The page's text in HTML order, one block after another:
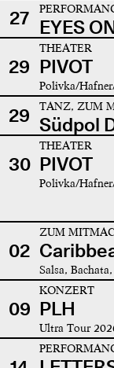
27 EYES
29
THEATER
PIVOT
Polivka/
29 TANZ, ZUM
Südpol
30
THEATER
PIVOT
Polivka/
02
ZUM
Salsa,
09
KONZERT
PLH
Ultra Tour